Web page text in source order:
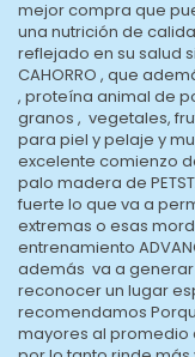
mejor compra que
una nutrición de
reflejado en su salud
CAHORRO , que
, proteína animal de
granos , vegetales,
para piel y pelaje y
excelente comienzo
palo madera de
fuerte lo que va a
extremas o esas
entrenamiento
además va a generar
reconocer un lugar
recomendamos
mayores al